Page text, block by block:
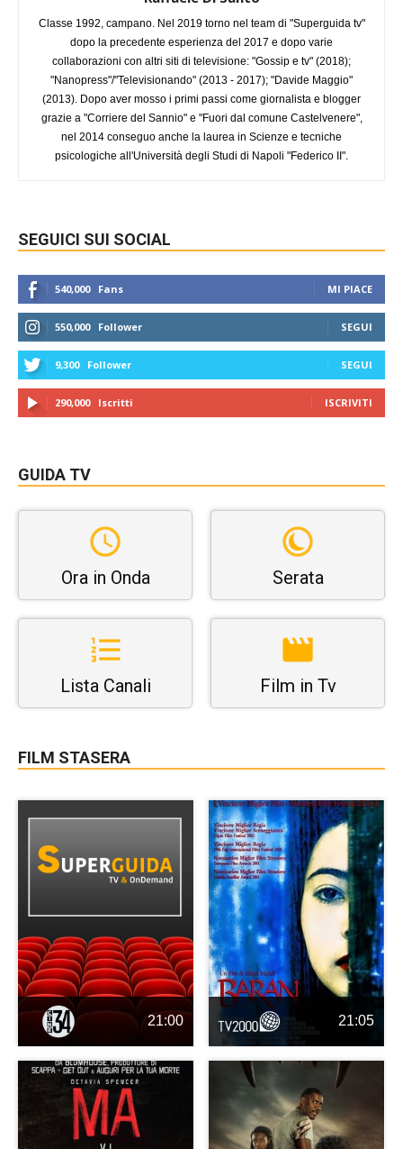
Classe 1992, campano. Nel 2019 torno nel team di "Superguida tv"
dopo la precedente esperienza del 2017 e dopo varie
collaborazioni con altri siti di televisione: "Gossip e tv" (2018);
"Nanopress"/"Televisionando" (2013 - 2017); "Davide Maggio"
(2013). Dopo aver mosso i primi passi come giornalista e blogger
grazie a "Corriere del Sannio" e "Fuori dal comune Castelvenere",
nel 2014 conseguo anche la laurea in Scienze e tecniche
psicologiche all'Università degli Studi di Napoli "Federico II".
SEGUICI SUI SOCIAL
540,000 Fans MI PIACE
550,000 Follower SEGUI
9,300 Follower SEGUI
290,000 Iscritti ISCRIVITI
GUIDA TV
Ora in Onda Serata
Lista Canali Film in Tv
FILM STASERA
21:00 21:05